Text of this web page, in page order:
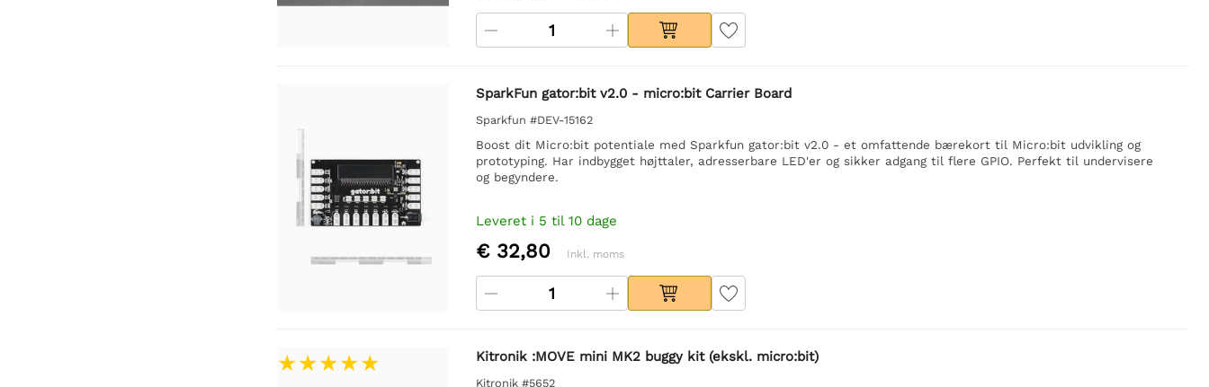
SparkFun gator:bit v2.0 - micro:bit Carrier Board
Sparkfun #DEV-15162
Boost dit Micro:bit potentiale med Sparkfun gator:bit v2.0 - et omfattende bærekort til Micro:bit udvikling og
prototyping. Har indbygget højttaler, adresserbare LED'er og sikker adgang til flere GPIO. Perfekt til undervisere
og begyndere.
Leveret i 5 til 10 dage
€ 32,80 Inkl. moms
Kitronik :MOVE mini MK2 buggy kit (ekskl. micro:bit)
Kitronik #5652